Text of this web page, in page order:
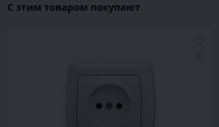
С этим товаром покупают